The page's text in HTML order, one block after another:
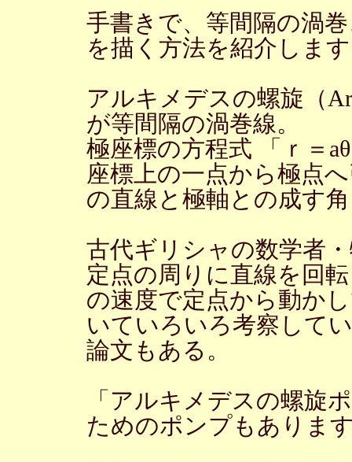
手書きで、等間隔の渦
を描く方法を紹介しま
アルキメデスの螺旋（
が等間隔の渦巻線。
極座標の方程式 「ｒ＝
座標上の一点から極点
の直線と極軸との成す
古代ギリシャの数学者
定点の周りに直線を回
の速度で定点から動か
いていろいろ考察して
論文もある。
「アルキメデスの螺旋
ためのポンプもありま